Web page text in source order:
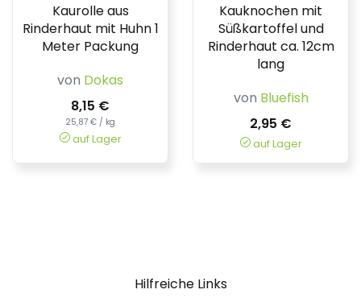
Kaurolle aus
Rinderhaut mit Huhn 1
Meter Packung
von Dokas
8,15 €
25,87 € / kg
auf Lager
Kauknochen mit
Süßkartoffel und
Rinderhaut ca. 12cm
lang
von Bluefish
2,95 €
auf Lager
Hilfreiche Links